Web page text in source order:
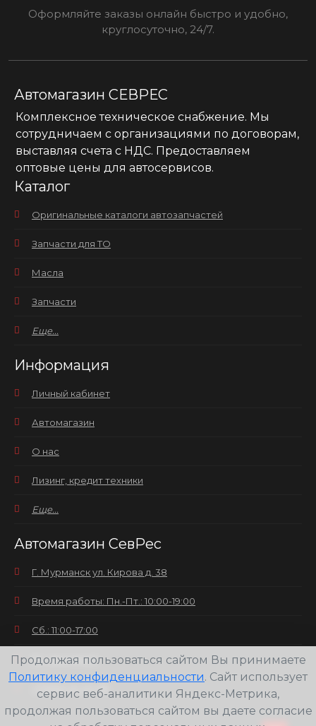
Оформляйте заказы онлайн быстро и удобно,
круглосуточно, 24/7.
Автомагазин СЕВРЕС
Комплексное техническое снабжение. Мы
сотрудничаем с организациями по договорам,
выставляя счета с НДС. Предоставляем
оптовые цены для автосервисов.
Каталог
Оригинальные каталоги автозапчастей
Запчасти для ТО
Масла
Запчасти
Еще...
Информация
Личный кабинет
Автомагазин
О нас
Лизинг, кредит техники
Еще...
Автомагазин СевРес
Г. Мурманск ул. Кирова д. 38
Время работы: Пн.-Пт.: 10:00-19:00
Сб.: 11:00-17:00
Вс.: выходной
+7(8152) 25-30-58
Продолжая пользоваться сайтом Вы принимаете
Политику конфиденциальности. Сайт использует
сервис веб-аналитики Яндекс-Метрика,
продолжая пользоваться сайтом вы даете согласие